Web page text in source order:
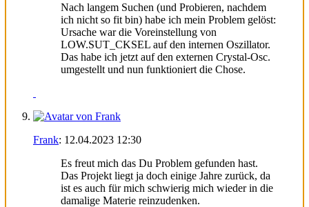
Nach langem Suchen (und Probieren, nachdem
ich nicht so fit bin) habe ich mein Problem gelöst:
Ursache war die Voreinstellung von
LOW.SUT_CKSEL auf den internen Oszillator.
Das habe ich jetzt auf den externen Crystal-Osc.
umgestellt und nun funktioniert die Chose.
Frank: 12.04.2023 12:30
Es freut mich das Du Problem gefunden hast.
Das Projekt liegt ja doch einige Jahre zurück, da
ist es auch für mich schwierig mich wieder in die
damalige Materie reinzudenken.